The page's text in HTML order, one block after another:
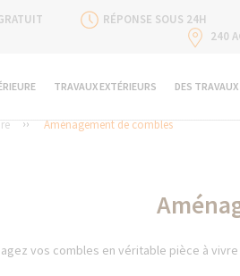
RÉPONSE SOUS 24H
240
TRAVAUX EXTÉRIEURS DES
Aménagement de combles
vos combles en véritable pièce à